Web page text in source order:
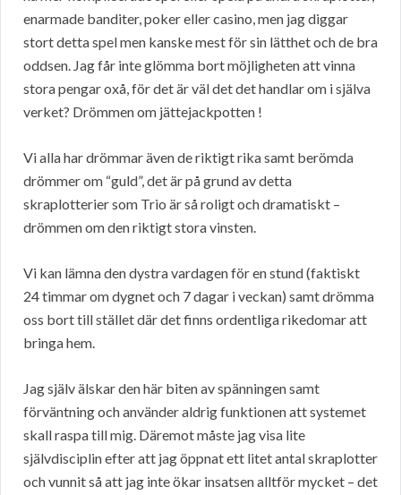
enarmade banditer, poker eller casino, men jag diggar
stort detta spel men kanske mest för sin lätthet och de bra
oddsen. Jag får inte glömma bort möjligheten att vinna
stora pengar oxå, för det är väl det det handlar om i själva
verket? Drömmen om jättejackpotten !
Vi alla har drömmar även de riktigt rika samt berömda
drömmer om “guld”, det är på grund av detta
skraplotterier som Trio är så roligt och dramatiskt –
drömmen om den riktigt stora vinsten.
Vi kan lämna den dystra vardagen för en stund (faktiskt
24 timmar om dygnet och 7 dagar i veckan) samt drömma
oss bort till stället där det finns ordentliga rikedomar att
bringa hem.
Jag själv älskar den här biten av spänningen samt
förväntning och använder aldrig funktionen att systemet
skall raspa till mig. Däremot måste jag visa lite
självdisciplin efter att jag öppnat ett litet antal skraplotter
och vunnit så att jag inte ökar insatsen alltför mycket – det